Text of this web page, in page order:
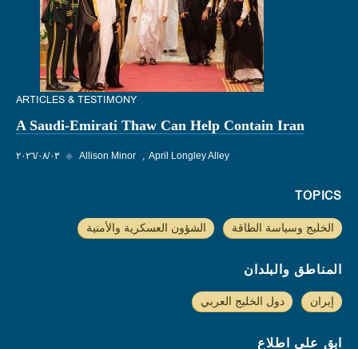
ARTICLES & TESTIMONY
A Saudi-Emirati Thaw Can Help Contain Iran
٠٣‏/٠٨‏/٢٠٢٦ ◆ Allison Minor April Longley Alley
TOPICS
الخليج وسياسة الطاقة الشؤون العسكرية والأمنية
المناطق والبلدان
إيران دول الخليج العربي
ابق على اطلاع